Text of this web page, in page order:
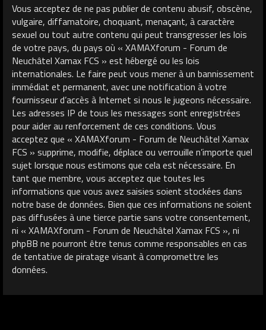
Vous acceptez de ne pas publier de contenu abusif, obscène,
vulgaire, diffamatoire, choquant, menaçant, à caractère
sexuel ou tout autre contenu qui peut transgresser les lois
de votre pays, du pays où « XAMAXforum - Forum de
Neuchâtel Xamax FCS » est hébergé ou les lois
internationales. Le faire peut vous mener à un bannissement
immédiat et permanent, avec une notification à votre
fournisseur d’accès à Internet si nous le jugeons nécessaire.
Les adresses IP de tous les messages sont enregistrées
pour aider au renforcement de ces conditions. Vous
acceptez que « XAMAXforum - Forum de Neuchâtel Xamax
FCS » supprime, modifie, déplace ou verrouille n’importe quel
sujet lorsque nous estimons que cela est nécessaire. En
tant que membre, vous acceptez que toutes les
informations que vous avez saisies soient stockées dans
notre base de données. Bien que ces informations ne soient
pas diffusées à une tierce partie sans votre consentement,
ni « XAMAXforum - Forum de Neuchâtel Xamax FCS », ni
phpBB ne pourront être tenus comme responsables en cas
de tentative de piratage visant à compromettre les
données.